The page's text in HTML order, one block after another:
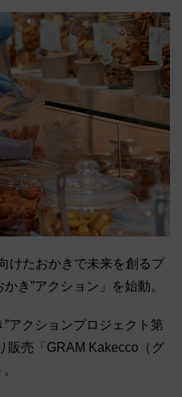
けたおかきで未来を創るプ
き”アクション」を始動。
アクションプロジェクト第
販売「GRAM Kakecco（グ